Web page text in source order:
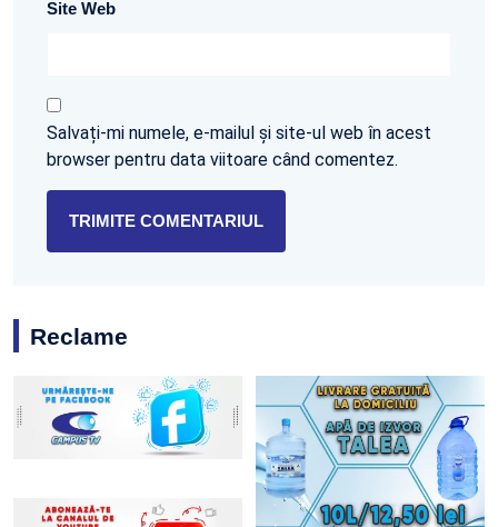
Site Web
Salvați-mi numele, e-mailul și site-ul web în acest
browser pentru data viitoare când comentez.
Reclame